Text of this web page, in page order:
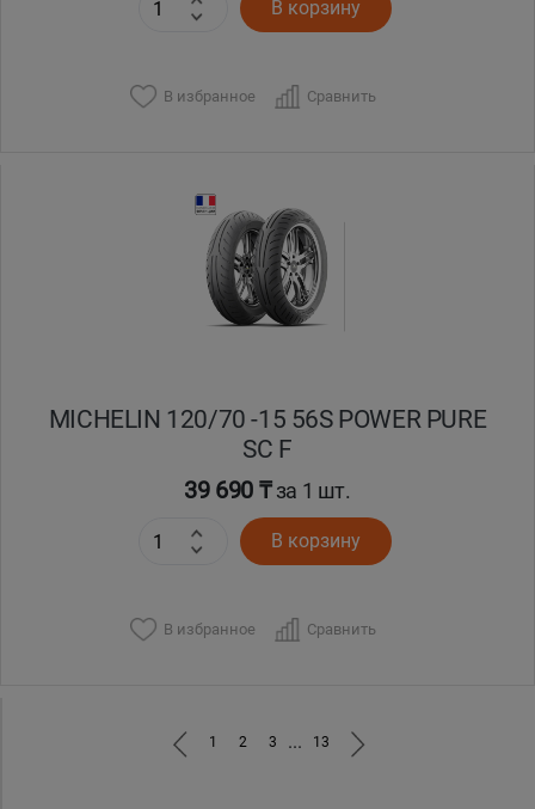
В корзину
В избранное Сравнить
MICHELIN 120/70 -15 56S POWER PURE
SC F
39 690 ₸за 1 шт.
В корзину
В избранное Сравнить
1 2 3 ... 13